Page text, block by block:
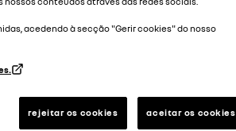
acedendo à secção "Gerir cookies" do nosso
rejeitar os cookies aceitar os cookies